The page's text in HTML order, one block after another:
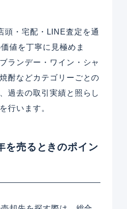
頭・宅配・LINE査定を通
値を丁寧に見極めま
ランデー・ワイン・シャ
酎などカテゴリーごとの
過去の取引実績と照らし
行います。
を売るときのポイン